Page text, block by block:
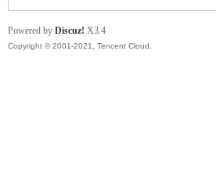
Powered by Discuz! X3.4
Copyright © 2001-2021, Tencent Cloud.